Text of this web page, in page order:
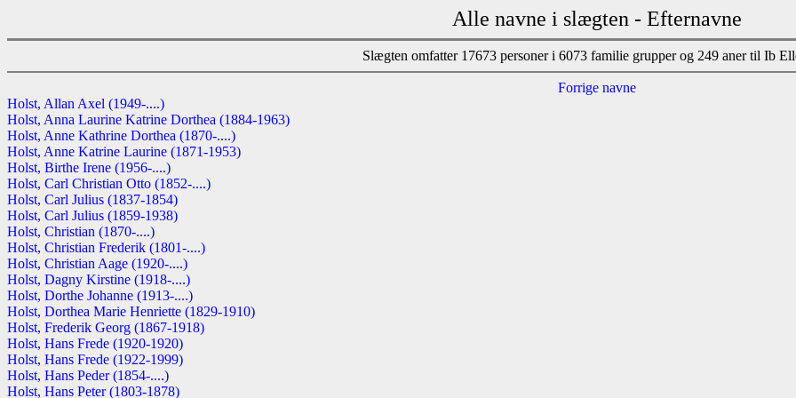
Alle navne i slægten - Efternavne
Slægten omfatter 17673 personer i 6073 familie grupper og 249 aner til Ib
Forrige navne
Holst, Allan Axel (1949-....)
Holst, Anna Laurine Katrine Dorthea (1884-1963)
Holst, Anne Kathrine Dorthea (1870-....)
Holst, Anne Katrine Laurine (1871-1953)
Holst, Birthe Irene (1956-....)
Holst, Carl Christian Otto (1852-....)
Holst, Carl Julius (1837-1854)
Holst, Carl Julius (1859-1938)
Holst, Christian (1870-....)
Holst, Christian Frederik (1801-....)
Holst, Christian Aage (1920-....)
Holst, Dagny Kirstine (1918-....)
Holst, Dorthe Johanne (1913-....)
Holst, Dorthea Marie Henriette (1829-1910)
Holst, Frederik Georg (1867-1918)
Holst, Hans Frede (1920-1920)
Holst, Hans Frede (1922-1999)
Holst, Hans Peder (1854-....)
Holst, Hans Peter (1803-1878)